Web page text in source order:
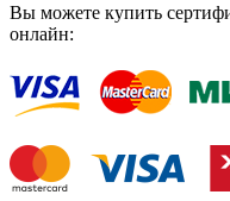
Вы можете купить
онлайн: